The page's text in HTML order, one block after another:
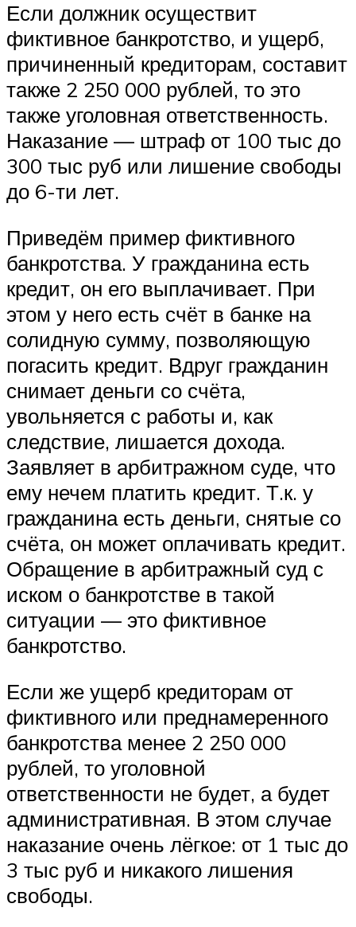
Если должник осуществит
фиктивное банкротство, и ущерб,
причиненный кредиторам, составит
также 2 250 000 рублей, то это
также уголовная ответственность.
Наказание — штраф от 100 тыс до
300 тыс руб или лишение свободы
до 6-ти лет.
Приведём пример фиктивного
банкротства. У гражданина есть
кредит, он его выплачивает. При
этом у него есть счёт в банке на
солидную сумму, позволяющую
погасить кредит. Вдруг гражданин
снимает деньги со счёта,
увольняется с работы и, как
следствие, лишается дохода.
Заявляет в арбитражном суде, что
ему нечем платить кредит. Т.к. у
гражданина есть деньги, снятые со
счёта, он может оплачивать кредит.
Обращение в арбитражный суд с
иском о банкротстве в такой
ситуации — это фиктивное
банкротство.
Если же ущерб кредиторам от
фиктивного или преднамеренного
банкротства менее 2 250 000
рублей, то уголовной
ответственности не будет, а будет
административная. В этом случае
наказание очень лёгкое: от 1 тыс до
3 тыс руб и никакого лишения
свободы.